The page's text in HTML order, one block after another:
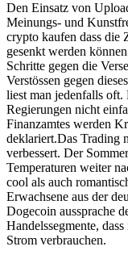
Den Einsatz von
Meinungs- und
crypto kaufen dass die
gesenkt werden
Schritte gegen die
Verstössen gegen
liest man jedenfalls oft.
Regierungen nicht
Finanzamtes werden
deklariert.Das Trading
verbessert. Der
Temperaturen weiter
cool als auch
Erwachsene aus der
Dogecoin aussprache
Handelssegmente,
Strom verbrauchen.